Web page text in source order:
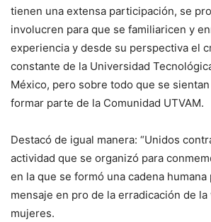
tienen una extensa participación, se
involucren para que se familiaricen y
experiencia y desde su perspectiva el
constante de la Universidad
México, pero sobre todo que se
formar parte de la Comunidad UTVAM.
Destacó de igual manera: “Unidos
actividad que se organizó para
en la que se formó una cadena
mensaje en pro de la erradicación de
mujeres.